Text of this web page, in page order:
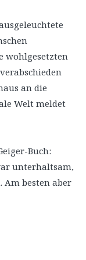
wohlgesetzten
an die
Welt meldet
Buch:
unterhaltsam,
Am besten aber